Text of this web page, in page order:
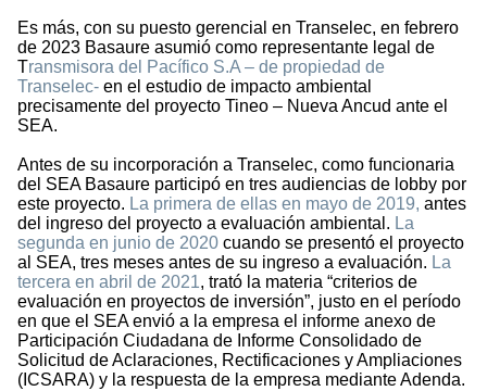
Es más, con su puesto gerencial en Transelec, en febrero
de 2023 Basaure asumió como representante legal de
Transmisora del Pacífico S.A – de propiedad de
Transelec- en el estudio de impacto ambiental
precisamente del proyecto Tineo – Nueva Ancud ante el
SEA.
Antes de su incorporación a Transelec, como funcionaria
del SEA Basaure participó en tres audiencias de lobby por
este proyecto. La primera de ellas en mayo de 2019, antes
del ingreso del proyecto a evaluación ambiental. La
segunda en junio de 2020 cuando se presentó el proyecto
al SEA, tres meses antes de su ingreso a evaluación. La
tercera en abril de 2021, trató la materia “criterios de
evaluación en proyectos de inversión”, justo en el período
en que el SEA envió a la empresa el informe anexo de
Participación Ciudadana de Informe Consolidado de
Solicitud de Aclaraciones, Rectificaciones y Ampliaciones
(ICSARA) y la respuesta de la empresa mediante Adenda.